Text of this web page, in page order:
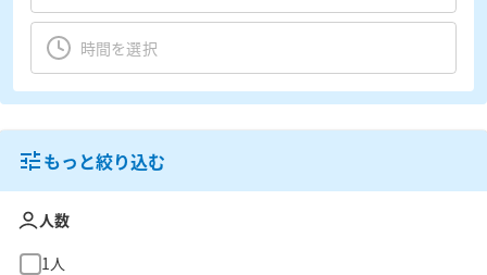
もっと絞り込む
人数
1人